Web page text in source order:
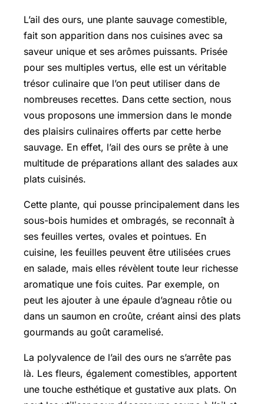
L’ail des ours, une plante sauvage comestible,
fait son apparition dans nos cuisines avec sa
saveur unique et ses arômes puissants. Prisée
pour ses multiples vertus, elle est un véritable
trésor culinaire que l’on peut utiliser dans de
nombreuses recettes. Dans cette section, nous
vous proposons une immersion dans le monde
des plaisirs culinaires offerts par cette herbe
sauvage. En effet, l’ail des ours se prête à une
multitude de préparations allant des salades aux
plats cuisinés.
Cette plante, qui pousse principalement dans les
sous-bois humides et ombragés, se reconnaît à
ses feuilles vertes, ovales et pointues. En
cuisine, les feuilles peuvent être utilisées crues
en salade, mais elles révèlent toute leur richesse
aromatique une fois cuites. Par exemple, on
peut les ajouter à une épaule d’agneau rôtie ou
dans un saumon en croûte, créant ainsi des plats
gourmands au goût caramelisé.
La polyvalence de l’ail des ours ne s’arrête pas
là. Les fleurs, également comestibles, apportent
une touche esthétique et gustative aux plats. On